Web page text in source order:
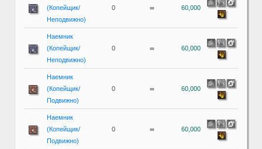
(Копейщик/
Неподвижно)
0 ∞ 60,000
Наемник
(Копейщик/
Неподвижно)
0 ∞ 60,000
Наемник
(Копейщик/
Подвижно)
0 ∞ 60,000
Наемник
(Копейщик/
Подвижно)
0 ∞ 60,000